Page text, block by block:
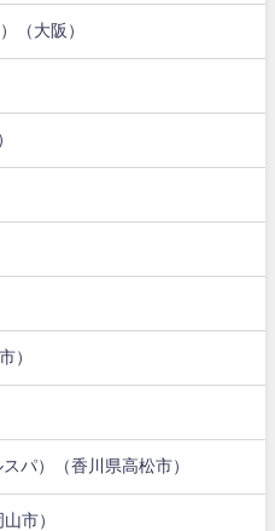
（大阪）
）
パ）（香川県高松市）
市）